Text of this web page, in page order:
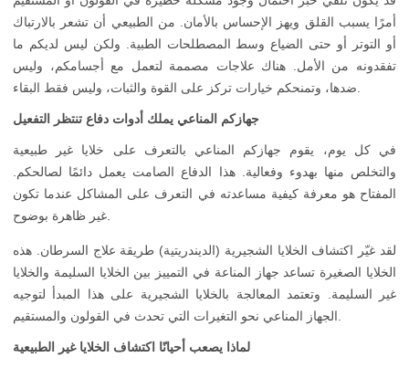
أمرًا يسبب القلق ويهز الإحساس بالأمان. من الطبيعي أن تشعر بالارتباك
أو التوتر أو حتى الضياع وسط المصطلحات الطبية. ولكن ليس لديكم ما
تفقدونه من الأمل. هناك علاجات مصممة لتعمل مع أجسامكم، وليس
جهازكم المناعي يملك أدوات دفاع تنتظر التفعيل
في كل يوم، يقوم جهازكم المناعي بالتعرف على خلايا غير طبيعية
والتخلص منها بهدوء وفعالية. هذا الدفاع الصامت يعمل دائمًا لصالحكم.
المفتاح هو معرفة كيفية مساعدته في التعرف على المشاكل عندما تكون
لقد غيّر اكتشاف الخلايا الشجيرية (الديندريتية) طريقة علاج السرطان. هذه
الخلايا الصغيرة تساعد جهاز المناعة في التمييز بين الخلايا السليمة والخلايا
غير السليمة. وتعتمد المعالجة بالخلايا الشجيرية على هذا المبدأ لتوجيه
لماذا يصعب أحيانًا اكتشاف الخلايا غير الطبيعية